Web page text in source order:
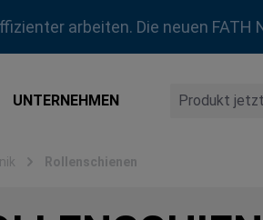
arbeiten. Die neuen
UNTERNEHMEN
Rollenschienen